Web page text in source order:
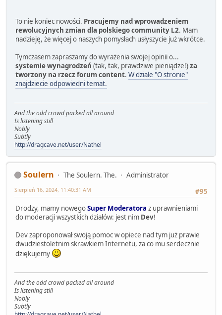
To nie koniec nowości. Pracujemy nad wprowadzeniem
rewolucyjnych zmian dla polskiego community L2. Mam
nadzieję, że więcej o naszych pomysłach usłyszycie już wkrótce.
Tymczasem zapraszamy do wyrażenia swojej opinii o...
systemie wynagrodzeń (tak, tak, prawdziwe pieniądze!)za
tworzony na rzecz forum content. W dziale "O stronie"
znajdziecie odpowiedni temat.
And the odd crowd packed all around
Is listening still
Nobly
Subtly
http://dragcave.net/user/Nathel
Soulern The Soulern. The.
Administrator
#95
Sierpień 16, 2024, 11:40:31 AM
Drodzy, mamy nowegoSuper Moderatora z uprawnieniami
do moderacji wszystkich działów: jest nim Dev!
Dev zaproponował swoją pomoc w opiece nad tym już prawie
dwudziestoletnim skrawkiem Internetu, za co mu serdecznie
dziękujemy
And the odd crowd packed all around
Is listening still
Nobly
Subtly